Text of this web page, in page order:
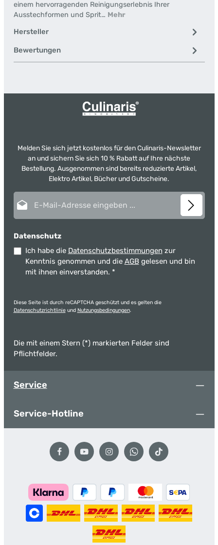
einem hervorragenden Reinigungserlebnis Ihrer
Ausstechformen und Sprit… Mehr
Hersteller
Bewertungen
Melden Sie sich jetzt kostenlos für den Culinaris-Newsletter
an und sichern Sie sich 10 % Rabatt auf Ihre nächste
Bestellung. Ausgenommen sind bereits reduzierte Artikel,
Elektro Artikel, Bücher und Gutscheine.
Datenschutz
Ich habe die Datenschutzbestimmungen zur
Kenntnis genommen und die AGB gelesen und bin
mit ihnen einverstanden. *
Diese Seite ist durch reCAPTCHA geschützt und es gelten die
Datenschutzrichtlinieund Nutzungsbedingungen.
Die mit einem Stern (*) markierten Felder sind
Pflichtfelder.
Service
Service-Hotline